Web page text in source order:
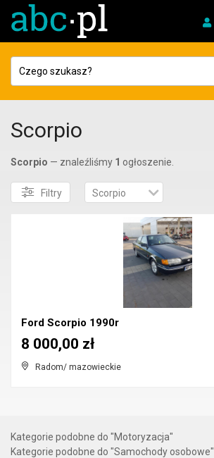
Scorpio
Scorpio — znaleźliśmy 1 ogłoszenie.
Filtry Scorpio
Ford Scorpio 1990r
Radom/ mazowieckie
8 000,00 zł
Kategorie podobne do "Motoryzacja"
Kategorie podobne do "Samochody osobowe"